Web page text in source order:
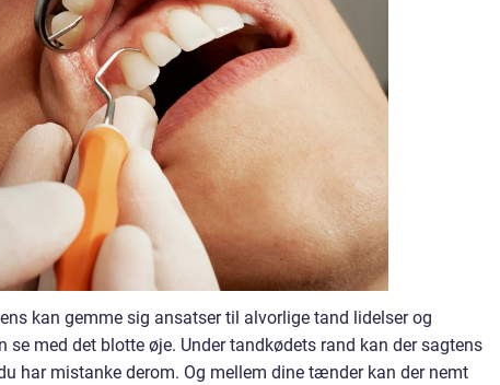
kan gemme sig ansatser til alvorlige tand lidelser og
se med det blotte øje. Under tandkødets rand kan der sagtens
har mistanke derom. Og mellem dine tænder kan der nemt